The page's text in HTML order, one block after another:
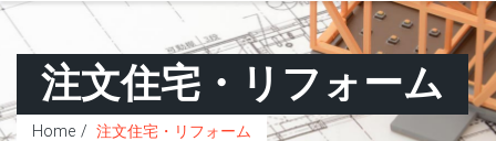
注文住宅・リフォーム
Home 注文住宅・リフォーム